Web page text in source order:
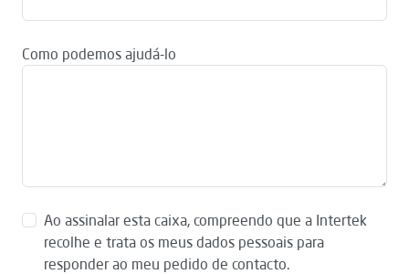
Como podemos ajudá-lo
Ao assinalar esta caixa, compreendo que a Intertek
recolhe e trata os meus dados pessoais para
responder ao meu pedido de contacto.